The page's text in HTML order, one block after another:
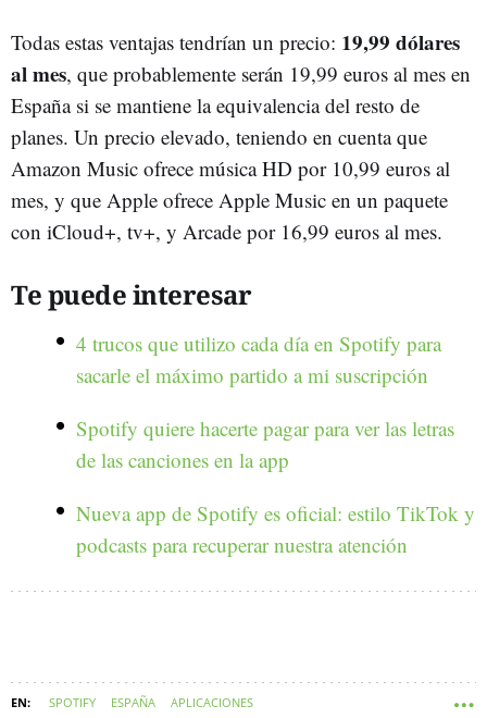
Todas estas ventajas tendrían un precio: 19,99 dólares
al mes, que probablemente serán 19,99 euros al mes en
España si se mantiene la equivalencia del resto de
planes. Un precio elevado, teniendo en cuenta que
Amazon Music ofrece música HD por 10,99 euros al
mes, y que Apple ofrece Apple Music en un paquete
con iCloud+, tv+, y Arcade por 16,99 euros al mes.
Te puede interesar
4 trucos que utilizo cada día en Spotify para
sacarle el máximo partido a mi suscripción
Spotify quiere hacerte pagar para ver las letras
de las canciones en la app
Nueva app de Spotify es oficial: estilo TikTok y
podcasts para recuperar nuestra atención
SPOTIFY ESPAÑA APLICACIONES